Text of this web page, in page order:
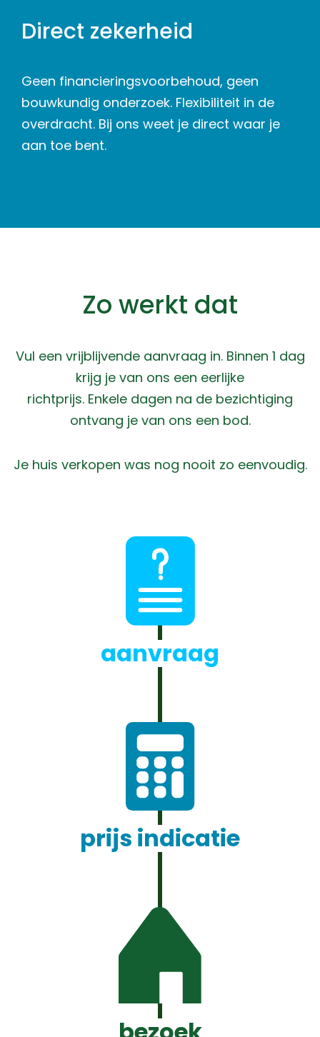
Direct zekerheid
Geen financieringsvoorbehoud, geen
bouwkundig onderzoek. Flexibiliteit in de
overdracht. Bij ons weet je direct waar je
aan toe bent.
Zo werkt dat
Vul een vrijblijvende aanvraag in. Binnen 1 dag
krijg je van ons een eerlijke
richtprijs. Enkele dagen na de bezichtiging
ontvang je van ons een bod.
Je huis verkopen was nog nooit zo eenvoudig.
aanvraag
prijs indicatie